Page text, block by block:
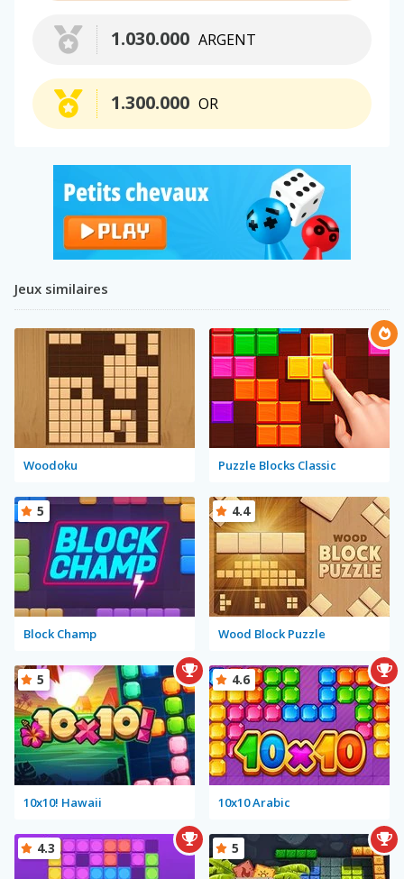
ARGENT
1.030.000
OR
1.300.000
Jeux similaires
Woodoku Puzzle Blocks Classic
Block Champ
5
Wood Block Puzzle
4.4
10x10! Hawaii
5
10x10 Arabic
4.6
4.3 5